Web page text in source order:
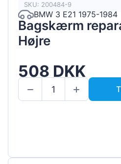
SKU: 200484-9
BMW 3 E21 1975-1984
Bagskærm
Højre
508 DKK